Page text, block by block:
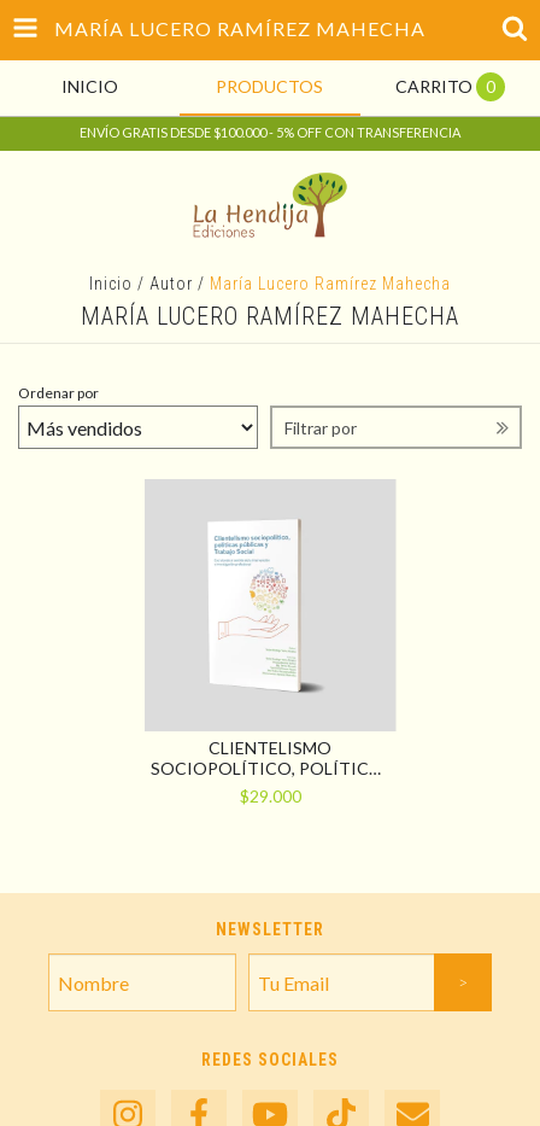
MARÍA LUCERO RAMÍREZ MAHECHA
INICIO PRODUCTOS CARRITO 0
ENVÍO GRATIS DESDE $100.000 - 5% OFF CON TRANSFERENCIA
Inicio / Autor / María Lucero Ramírez Mahecha
MARÍA LUCERO RAMÍREZ MAHECHA
Ordenar por
Filtrar por
CLIENTELISMO
SOCIOPOLÍTICO, POLÍTICAS
PÚBLICAS Y TRABAJO
SOCIAL. ESCRUTANDO AL
PROFESIONAL
$29.000
NEWSLETTER
REDES SOCIALES